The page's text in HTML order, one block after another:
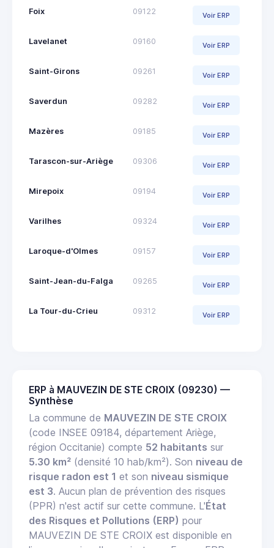
Foix 09122 Voir ERP
Lavelanet 09160 Voir ERP
Saint-Girons 09261 Voir ERP
Saverdun 09282 Voir ERP
Mazères 09185 Voir ERP
Tarascon-sur-Ariège 09306 Voir ERP
Mirepoix 09194 Voir ERP
Varilhes 09324 Voir ERP
Laroque-d'Olmes 09157 Voir ERP
Saint-Jean-du-Falga 09265 Voir ERP
La Tour-du-Crieu 09312 Voir ERP
ERP à MAUVEZIN DE STE CROIX (09230) —
Synthèse
La commune de MAUVEZIN DE STE CROIX
(code INSEE 09184, département Ariège,
région Occitanie) compte 52 habitants sur
5.30 km² (densité 10 hab/km²). Son niveau de
risque radon est 1 et son niveau sismique
est 3. Aucun plan de prévention des risques
(PPR) n'est actif sur cette commune. L'État
des Risques et Pollutions (ERP) pour
MAUVEZIN DE STE CROIX est disponible en